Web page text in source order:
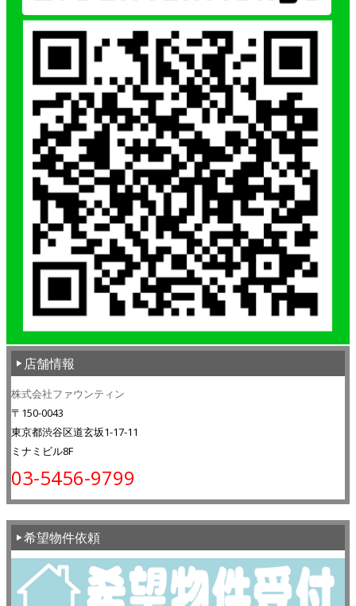
店舗情報
株式会社ファウンティン
〒150-0043
東京都渋谷区道玄坂1-17-11
ミナミビル8F
03-5456-9799
希望物件依頼